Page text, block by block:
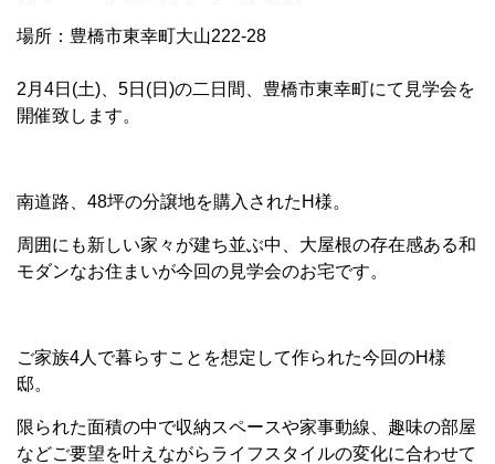
場所：豊橋市東幸町大山222-28
2月4日(土)、5日(日)の二日間、豊橋市東幸町にて見学会を
開催致します。
南道路、48坪の分譲地を購入されたH様。
周囲にも新しい家々が建ち並ぶ中、大屋根の存在感ある和
モダンなお住まいが今回の見学会のお宅です。
ご家族4人で暮らすことを想定して作られた今回のH様
邸。
限られた面積の中で収納スペースや家事動線、趣味の部屋
などご要望を叶えながらライフスタイルの変化に合わせて